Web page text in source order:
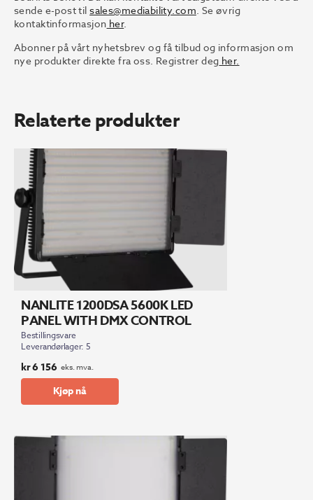
sende e-post tilsales@mediability.com. Se øvrig
kontaktinformasjon her.
Abonner på vårt nyhetsbrev og få tilbud og informasjon om
nye produkter direkte fra oss. Registrer deg her.
Relaterte produkter
NANLITE 1200DSA 5600K LED
PANEL WITH DMX CONTROL
Bestillingsvare
Leverandørlager: 5
kr6 156 eks. mva.
Kjøp nå